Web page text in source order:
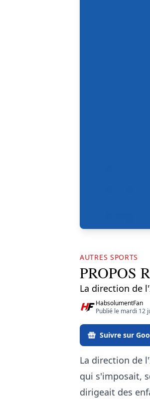
AUTRES SPORTS
PROPOS
La direction de
HabsolumentFan
Publié le mardi 12
Suivre sur
La direction de
qui s'imposait,
dirigeait des